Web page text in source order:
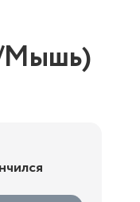
Мышь)